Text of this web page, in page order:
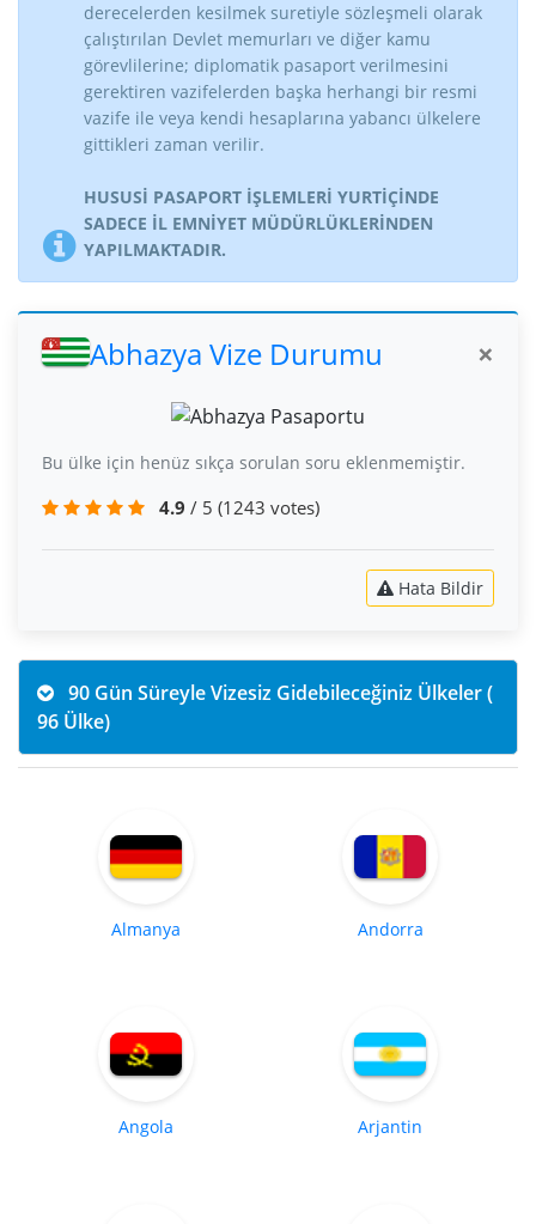
derecelerden kesilmek suretiyle sözleşmeli olarak
çalıştırılan Devlet memurları ve diğer kamu
görevlilerine; diplomatik pasaport verilmesini
gerektiren vazifelerden başka herhangi bir resmi
vazife ile veya kendi hesaplarına yabancı ülkelere
gittikleri zaman verilir.
HUSUSİ PASAPORT İŞLEMLERİ YURTİÇİNDE
SADECE İL EMNİYET MÜDÜRLÜKLERİNDEN
YAPILMAKTADIR.
Abhazya Vize Durumu ×
Bu ülke için henüz sıkça sorulan soru eklenmemiştir.
4.9 / 5 (1243 votes)
Hata Bildir
96 Ülke)
Almanya Andorra
Angola Arjantin